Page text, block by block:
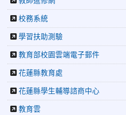
年盃勇奪3金4銀、市長盃橫掃13金
2026-07-08
生國際視野
2026-06-16 花蓮新聞網：【中正
「游藝飛揚」晚會登場】 師生家長
章．經典再現」
2026-06-16 更生新聞網：中正國小
才藝晚會登場
2026-06-10
師生自製畢業歌曲
校務系統
學習扶助測驗
教育部校園雲端電子郵件
花蓮縣教育處
花蓮縣學生輔導諮商中心
教育雲